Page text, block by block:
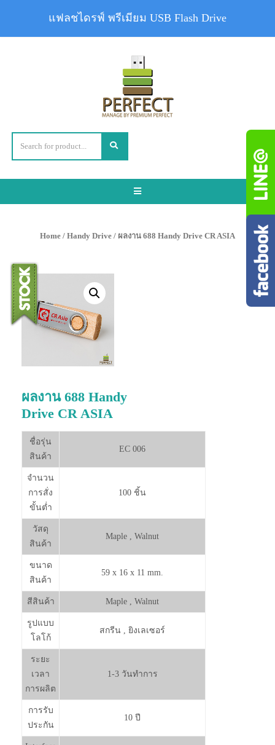
Toggle
Home / Handy Drive / ผลงาน 688 Handy Drive CR ASIA
ผลงาน 688 Handy
Drive CR ASIA
ชื่อรุ่น
สินค้า
EC 006
จำนวน
การสั่ง
ขั้นต่ำ
100 ชิ้น
วัสดุ
สินค้า
Maple , Walnut
ขนาด
สินค้า
59 x 16 x 11 mm.
สีสินค้า Maple , Walnut
รูปแบบ
โลโก้
สกรีน , ยิงเลเซอร์
ระยะ
เวลา
การผลิต
1-3 วันทำการ
การรับ
ประกัน
10 ปี
แฟลชไดรฟ์ พรีเมียม USB Flash Drive